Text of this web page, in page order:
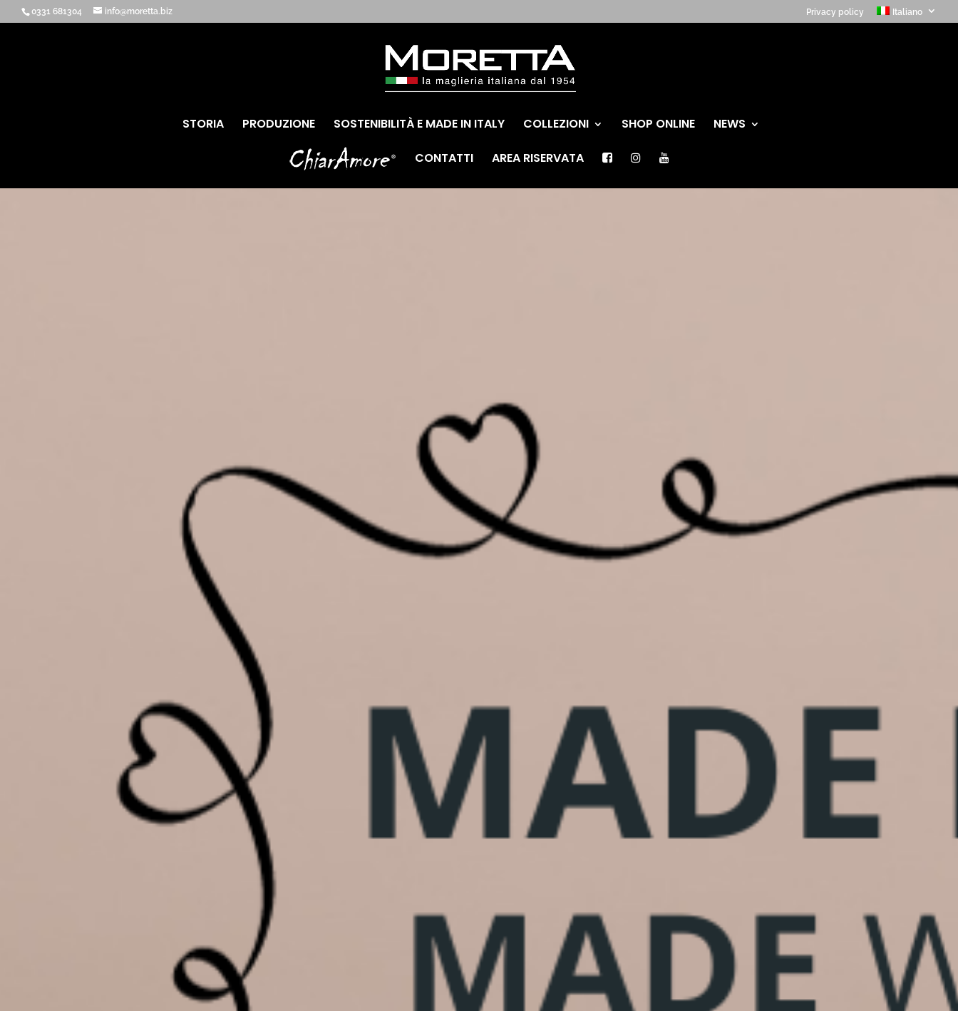
0331 681304 info@moretta.biz Privacy policy Italiano
STORIA PRODUZIONE SOSTENIBILITÀ E MADE IN ITALY COLLEZIONI SHOP ONLINE NEWS
CONTATTI AREA RISERVATA